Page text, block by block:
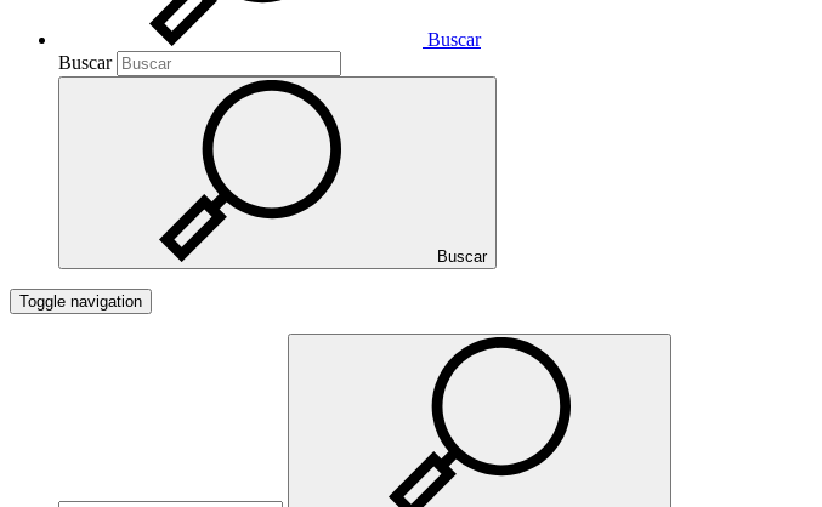
Buscar
Buscar
Buscar
Toggle navigation